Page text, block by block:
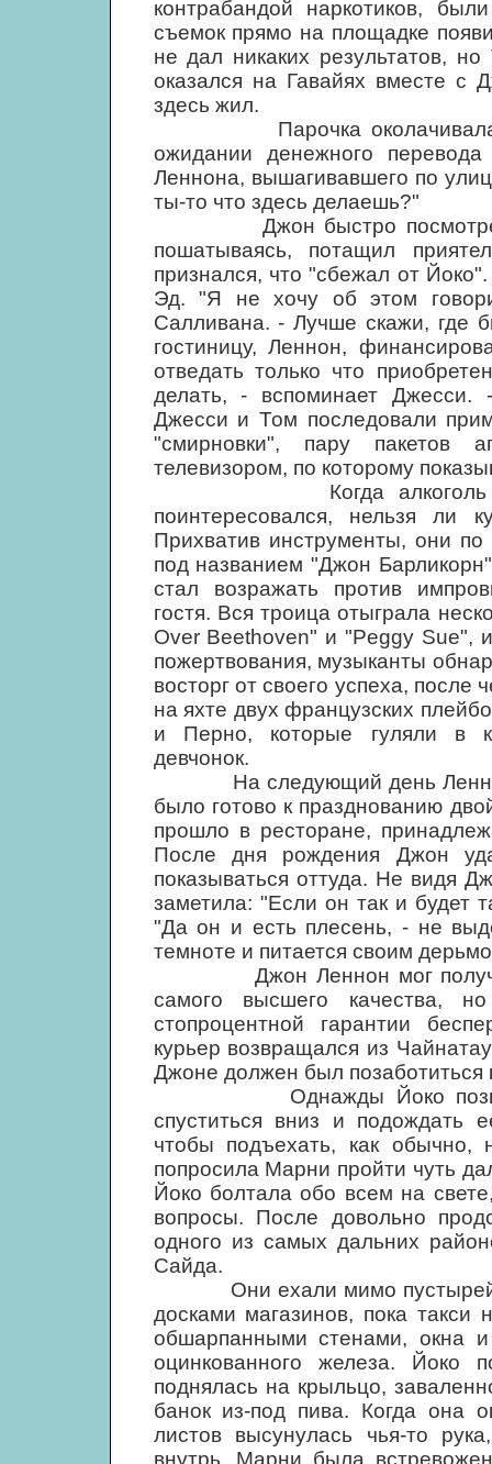
контрабандой наркотиков,
съемок прямо на площадке
не дал никаких результатов,
оказался на Гавайях вместе с
здесь жил.
Парочка околачивалась
ожидании денежного
Леннона, вышагивавшего по
ты-то что здесь делаешь?"
Джон быстро посмотрел
пошатываясь, потащил
признался, что "сбежал от
Эд. "Я не хочу об этом
Салливана. - Лучше скажи, где
гостиницу, Леннон,
отведать только что
делать, - вспоминает
Джесси и Том последовали
"смирновки", пару пакетов
телевизором, по которому
Когда алкоголь
поинтересовался, нельзя ли
Прихватив инструменты, они
под названием "Джон
стал возражать против
гостя. Вся троица отыграла
Over Beethoven" и "Peggy Sue",
пожертвования, музыканты
восторг от своего успеха, после
на яхте двух французских
и Перно, которые гуляли в
девчонок.
На следующий день Леннон
было готово к празднованию
прошло в ресторане,
После дня рождения Джон
показываться оттуда. Не видя
заметила: "Если он так и будет
"Да он и есть плесень, - не
темноте и питается своим
Джон Леннон мог получать
самого высшего качества,
стопроцентной гарантии
курьер возвращался из
Джоне должен был позаботиться
Однажды Йоко
спуститься вниз и подождать
чтобы подъехать, как
попросила Марни пройти чуть
Йоко болтала обо всем на
вопросы. После довольно
одного из самых дальних
Сайда.
Они ехали мимо пустырей,
досками магазинов, пока
обшарпанными стенами, окна
оцинкованного железа. Йоко
поднялась на крыльцо,
банок из-под пива. Когда она
листов высунулась чья-то
внутрь. Марни была